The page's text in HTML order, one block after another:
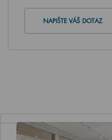
NAPIŠTE VÁŠ DOTAZ